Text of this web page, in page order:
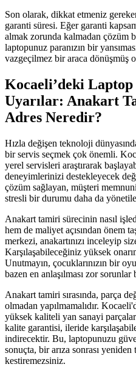
Son olarak, dikkat etmeniz
garanti süresi. Eğer garanti
almak zorunda kalmadan çözüm
laptopunuz paranızın bir
vazgeçilmez bir araca dönüşmüş
Kocaeli’deki
Uyarılar: Anakart
Adres Neredir?
Hızla değişen teknoloji
bir servis seçmek çok önemli.
yerel servisleri araştırarak
deneyimlerinizi destekleyecek
çözüm sağlayan, müşteri
stresli bir durumu daha da
Anakart tamiri sürecinin nasıl
hem de maliyet açısından önem
merkezi, anakartınızı inceleyip
Karşılaşabileceğiniz yüksek
Unutmayın, çocuklarınızın bir
bazen en anlaşılması zor
Anakart tamiri sırasında, parça
olmadan yapılmamalıdır.
yüksek kaliteli yan sanayi
kalite garantisi, ileride
indirecektir. Bu, laptopunuzu
sonuçta, bir arıza sonrası
kestiremezsiniz.